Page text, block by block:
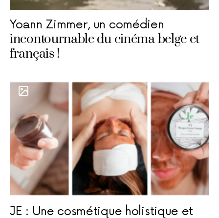
Yoann Zimmer, un comédien
incontournable du cinéma belge et
français !
JE : Une cosmétique holistique et